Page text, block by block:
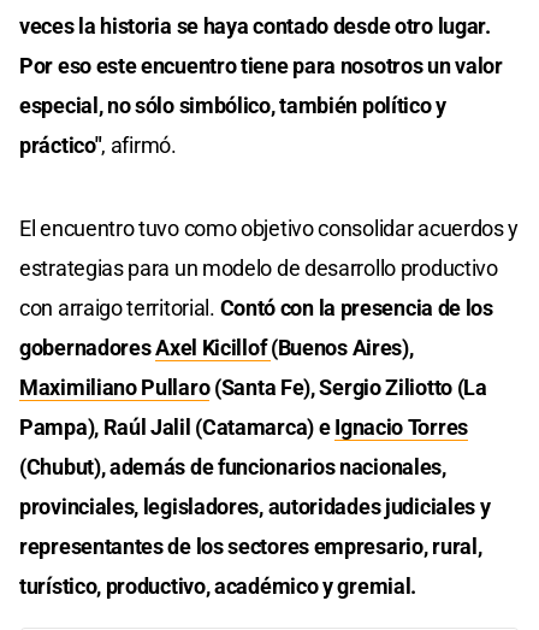
veces la historia se haya contado desde otro lugar.
Por eso este encuentro tiene para nosotros un valor
especial, no sólo simbólico, también político y
práctico", afirmó.
El encuentro tuvo como objetivo consolidar acuerdos y
estrategias para un modelo de desarrollo productivo
con arraigo territorial. Contó con la presencia de los
gobernadoresAxel Kicillof(Buenos Aires),
Maximiliano Pullaro(Santa Fe), Sergio Ziliotto (La
Pampa), Raúl Jalil (Catamarca) eIgnacio Torres
(Chubut), además de funcionarios nacionales,
provinciales, legisladores, autoridades judiciales y
representantes de los sectores empresario, rural,
turístico, productivo, académico y gremial.